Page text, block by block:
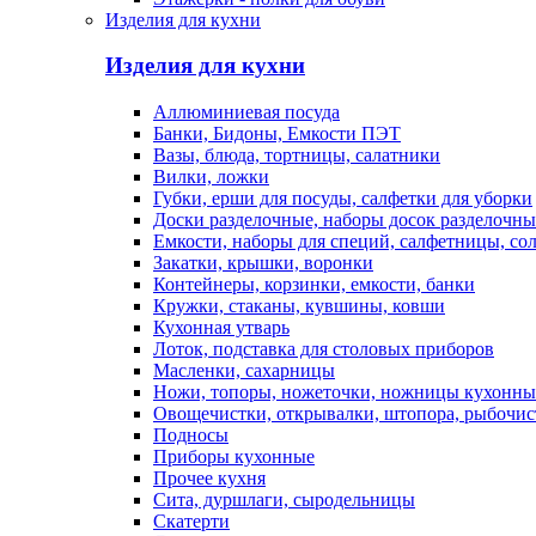
Изделия для кухни
Изделия для кухни
Аллюминиевая посуда
Банки, Бидоны, Емкости ПЭТ
Вазы, блюда, тортницы, салатники
Вилки, ложки
Губки, ерши для посуды, салфетки для уборки
Доски разделочные, наборы досок
Емкости, наборы для специй, салфетницы,
Закатки, крышки, воронки
Контейнеры, корзинки, емкости, банки
Кружки, стаканы, кувшины, ковши
Кухонная утварь
Лоток, подставка для столовых приборов
Масленки, сахарницы
Ножи, топоры, ножеточки, ножницы
Овощечистки, открывалки, штопора,
Подносы
Приборы кухонные
Прочее кухня
Сита, дуршлаги, сыродельницы
Скатерти